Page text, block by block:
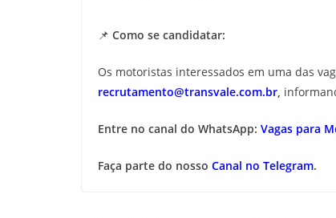
📌 Como se candidatar:
Os motoristas interessados em uma das
recrutamento@transvale.com.br,
Entre no canal do WhatsApp: Vagas para
Faça parte do nosso Canal no Telegram.